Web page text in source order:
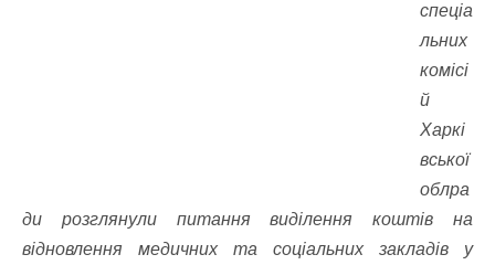
спеціа
льних
комісі
й
Харкі
вської
облра
ди розглянули питання виділення коштів на
відновлення медичних та соціальних закладів у